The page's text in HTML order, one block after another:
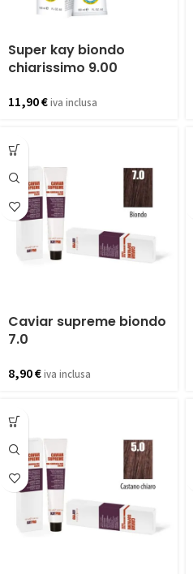
Super kay biondo
chiarissimo 9.00
11,90€iva inclusa
Caviar supreme biondo
7.0
8,90€iva inclusa